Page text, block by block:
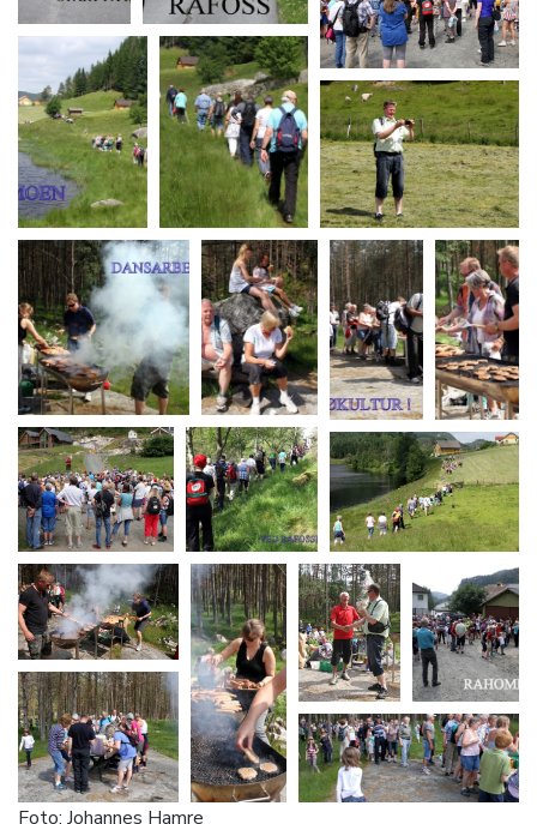
Foto: Johannes Hamre